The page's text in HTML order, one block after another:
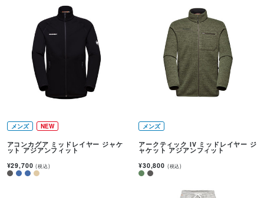
メンズ NEW
アコンカグア ミッドレイヤー ジャケ
ット アジアンフィット
¥29,700(税込)
メンズ
アークティック IV ミッドレイヤー ジ
ャケット アジアンフィット
¥30,800 (税込)